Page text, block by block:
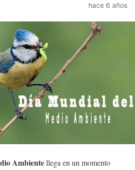
hace 6 años
Ambientellega en un momento